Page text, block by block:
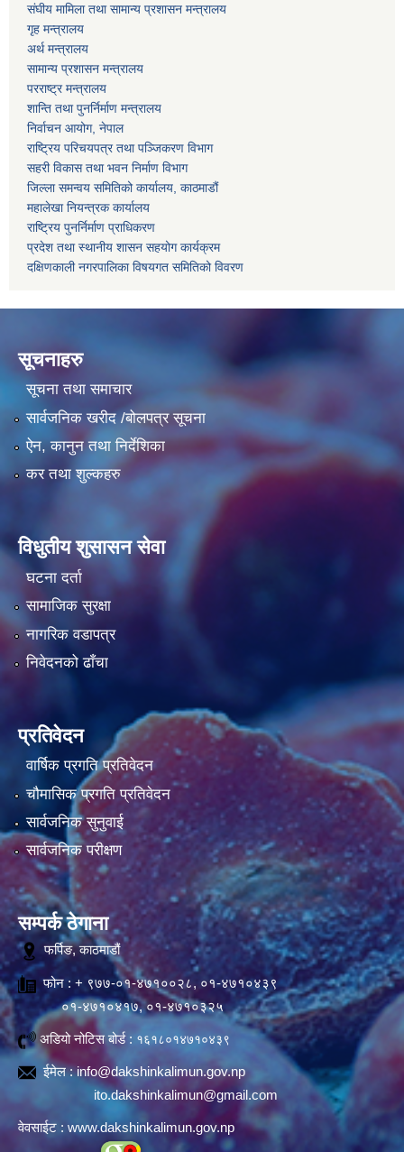
संघीय मामिला तथा सामान्य प्रशासन मन्त्रालय
गृह मन्त्रालय
अर्थ मन्त्रालय
सामान्य प्रशासन मन्त्रालय
परराष्ट्र मन्त्रालय
शान्ति तथा पुनर्निर्माण मन्त्रालय
निर्वाचन आयोग, नेपाल
राष्ट्रिय परिचयपत्र तथा पञ्जिकरण विभाग
सहरी विकास तथा भवन निर्माण विभाग
जिल्ला समन्वय समितिको कार्यालय, काठमाडौं
महालेखा नियन्त्रक कार्यालय
राष्ट्रिय पुनर्निर्माण प्राधिकरण
प्रदेश तथा स्थानीय शासन सहयोग कार्यक्रम
दक्षिणकाली नगरपालिका विषयगत समितिको विवरण
सूचनाहरु
सूचना तथा समाचार
सार्वजनिक खरीद /बोलपत्र सूचना
ऐन, कानुन तथा निर्देशिका
कर तथा शुल्कहरु
विधुतीय शुसासन सेवा
घटना दर्ता
सामाजिक सुरक्षा
नागरिक वडापत्र
निवेदनको ढाँचा
प्रतिवेदन
वार्षिक प्रगति प्रतिवेदन
चौमासिक प्रगति प्रतिवेदन
सार्वजनिक सुनुवाई
सार्वजनिक परीक्षण
सम्पर्क ठेगाना
फर्पिङ, काठमाडौं
फोन : + ९७७-०१-४७१००२८, ०१-४७१०४३९
०१-४७१०४१७, ०१-४७१०३२५
अडियो नोटिस बोर्ड : १६१८०१४७१०४३९
ईमेल :info@dakshinkalimun.gov.np
ito.dakshinkalimun@gmail.com
वेवसाईट : www.dakshinkalimun.gov.np